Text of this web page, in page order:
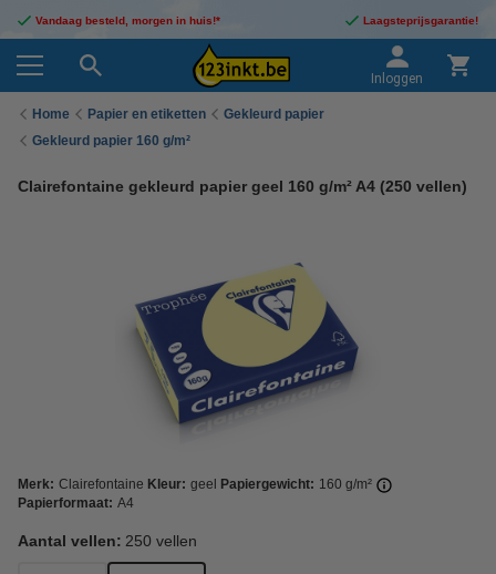
Vandaag besteld, morgen in huis!* Laagsteprijsgarantie!
Inloggen
Home Papier en etiketten
Gekleurd papier
Gekleurd papier 160 g/m²
Clairefontaine gekleurd papier geel 160 g/m² A4 (250 vellen)
Merk: Clairefontaine Kleur: geel Papiergewicht: 160 g/m²
Papierformaat: A4
Aantal vellen: 250 vellen